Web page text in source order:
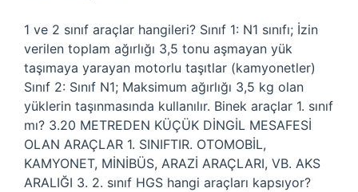
1 ve 2 sınıf araçlar hangileri? Sınıf 1: N1 sınıfı; İzin
verilen toplam ağırlığı 3,5 tonu aşmayan yük
taşımaya yarayan motorlu taşıtlar (kamyonetler)
Sınıf 2: Sınıf N1; Maksimum ağırlığı 3,5 kg olan
yüklerin taşınmasında kullanılır. Binek araçlar 1. sınıf
mı? 3.20 METREDEN KÜÇÜK DİNGİL MESAFESİ
OLAN ARAÇLAR 1. SINIFTIR. OTOMOBİL,
KAMYONET, MİNİBÜS, ARAZİ ARAÇLARI, VB. AKS
ARALIĞI 3. 2. sınıf HGS hangi araçları kapsıyor?